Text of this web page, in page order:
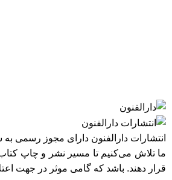
انتشارات دارالفنون دارای مجوز رسمی به شماره 12245 صادره از معاونت امور فرهنگی وزارت فرهنگ و ارشاد اسلامی در
ما تلاش می‌کنیم تا مسیر نشر و چاپ
قرار دهند. باشد که گامی موثر در جهت